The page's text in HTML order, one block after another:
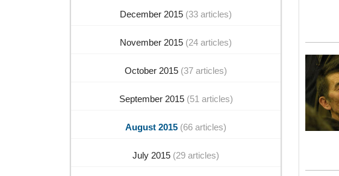
December 2015 (33 articles)
November 2015 (24 articles)
October 2015 (37 articles)
September 2015 (51 articles)
August 2015 (66 articles)
July 2015 (29 articles)